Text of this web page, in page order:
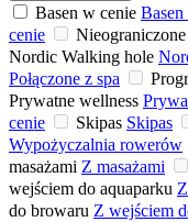
Basen w cenie
cenie
Nordic Walking hole
Połączone z spa
Prywatne wellness
cenie
Skipas Skipas
Wypożyczalnia rowerów
masażami Z masażami
wejściem do aquaparku
do browaru Z wejściem